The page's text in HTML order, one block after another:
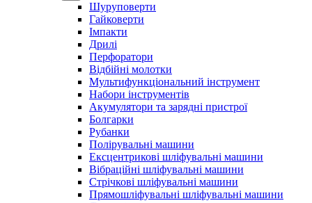
Шуруповерти
Гайковерти
Імпакти
Дрилі
Перфоратори
Відбійні молотки
Мультифункціональний інструмент
Набори інструментів
Акумулятори та зарядні пристрої
Болгарки
Рубанки
Полірувальні машини
Ексцентрикові шліфувальні машини
Вібраційні шліфувальні машини
Стрічкові шліфувальні машини
Прямошліфувальні шліфувальні машини